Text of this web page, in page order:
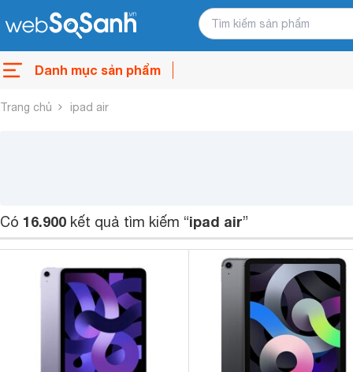
Danh mục sản phẩm
Trang chủ ipad air
Có 16.900 kết quả tìm kiếm “ipad air”